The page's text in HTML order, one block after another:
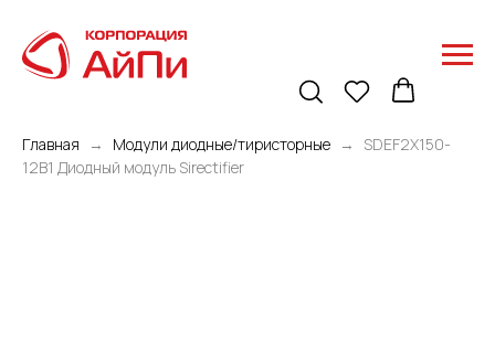
Главная Модули диодные/тиристорные
SDEF2X150-
12B1 Диодный модуль Sirectifier